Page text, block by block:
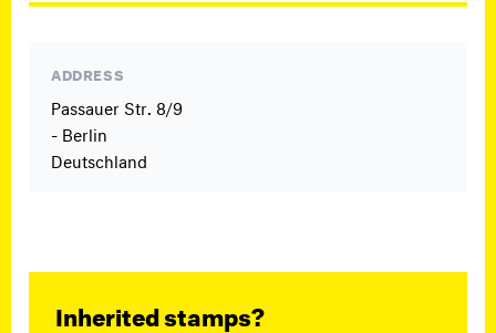
ADDRESS
Passauer Str. 8/9
- Berlin
Deutschland
Inherited stamps?